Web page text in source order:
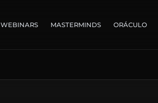
WEBINARS MASTERMINDS ORÁCULO